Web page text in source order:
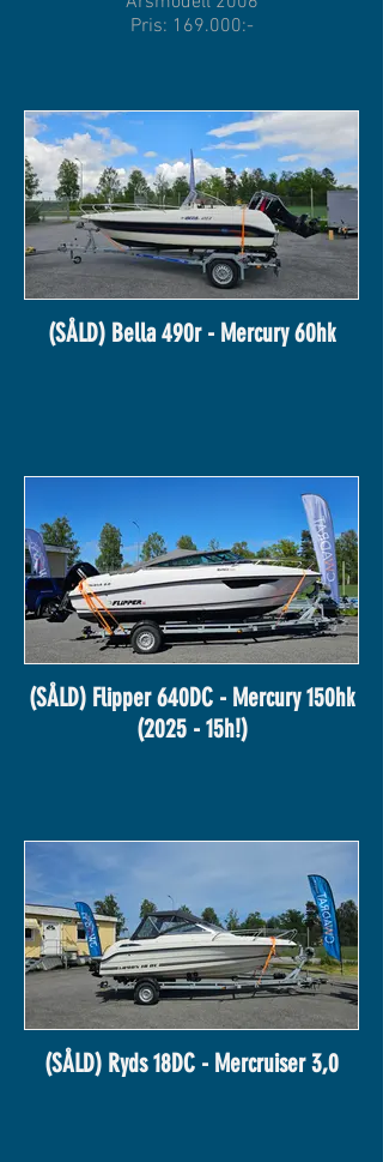
Pris: 169.000:-
(SÅLD) Bella 490r - Mercury 60hk
(SÅLD) Flipper 640DC - Mercury 150hk
(2025 - 15h!)
(SÅLD) Ryds 18DC - Mercruiser 3,0